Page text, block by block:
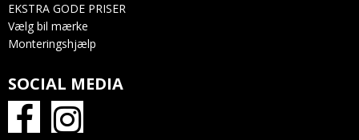
EKSTRA GODE PRISER
Vælg bil mærke
Monteringshjælp
SOCIAL MEDIA